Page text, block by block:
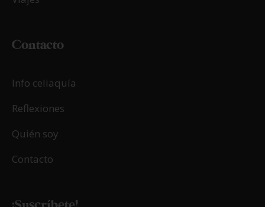
Crema de cacao casera
LEER MÁS